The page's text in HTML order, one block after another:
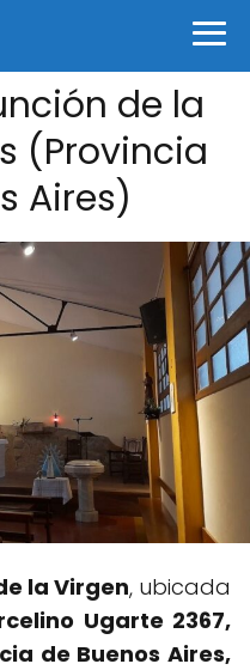
de la
(Provincia
Aires)
la Virgen, ubicada
Ugarte 2367,
de Buenos Aires,